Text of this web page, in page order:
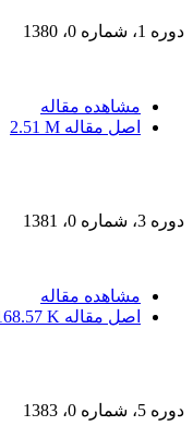
دوره 1، شماره 0، 1380
مشاهده مقاله
اصل مقاله 2.51 M
دوره 3، شماره 0، 1381
مشاهده مقاله
اصل مقاله K
دوره 5، شماره 0، 1383